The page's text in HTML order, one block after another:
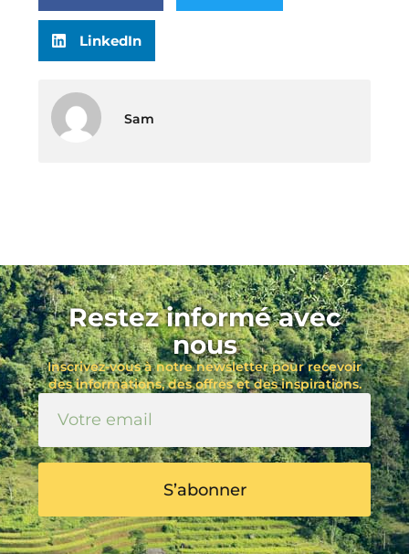
LinkedIn
Sam
Restez informé avec
nous
Inscrivez-vous à notre newsletter pour recevoir
des informations, des offres et des inspirations.
S’abonner